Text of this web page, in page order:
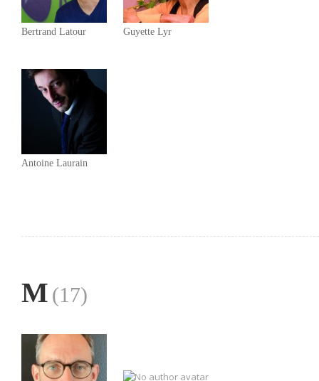
Bertrand Latour Guyette Lyr
Antoine Laurain
M (17)